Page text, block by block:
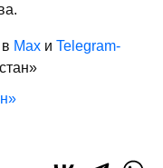
Max и Telegram-